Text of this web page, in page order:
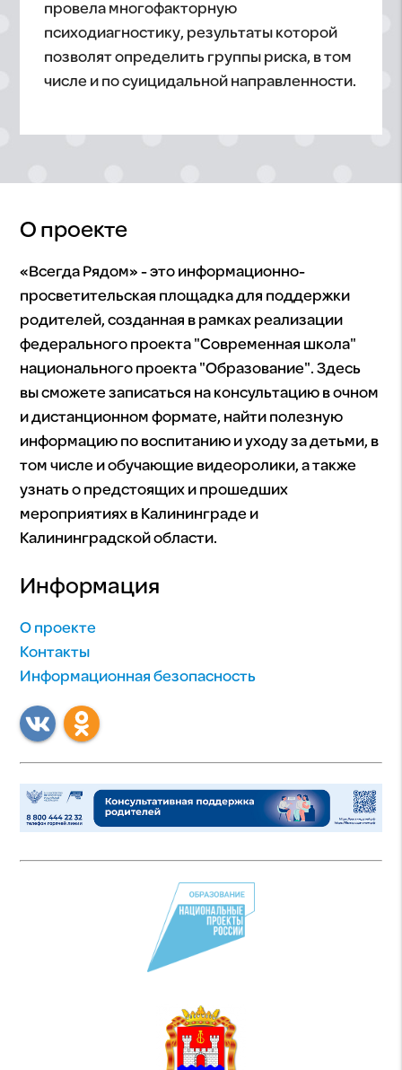
провела многофакторную
психодиагностику, результаты которой
позволят определить группы риска, в том
числе и по суицидальной направленности.
О проекте
«Всегда Рядом» - это информационно-
просветительская площадка для поддержки
родителей, созданная в рамках реализации
федерального проекта "Современная школа"
национального проекта "Образование". Здесь
вы сможете записаться на консультацию в очном
и дистанционном формате, найти полезную
информацию по воспитанию и уходу за детьми, в
том числе и обучающие видеоролики, а также
узнать о предстоящих и прошедших
мероприятиях в Калининграде и
Калининградской области.
Информация
О проекте
Контакты
Информационная безопасность